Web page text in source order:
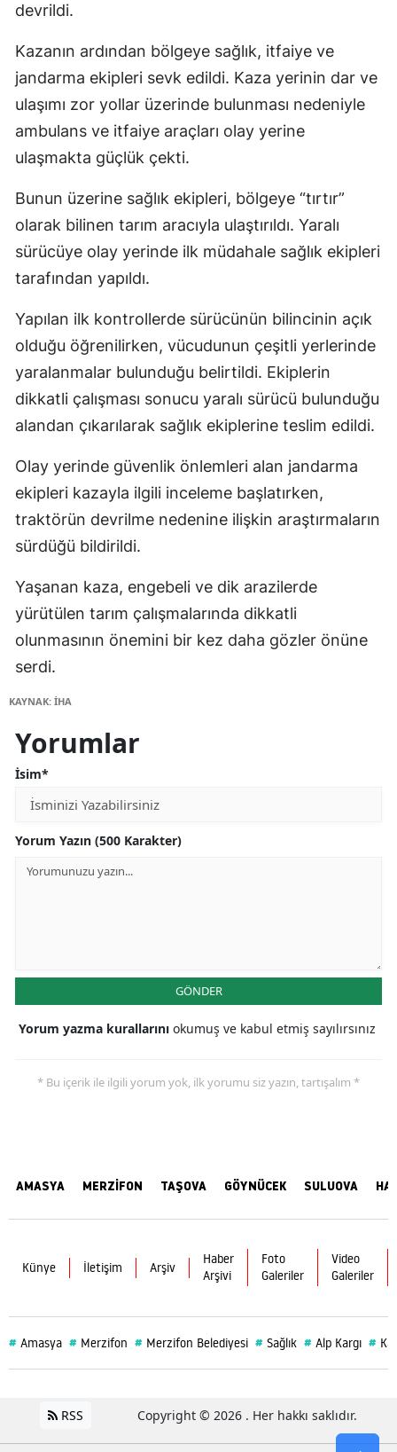
devrildi.
Kazanın ardından bölgeye sağlık, itfaiye ve
jandarma ekipleri sevk edildi. Kaza yerinin dar ve
ulaşımı zor yollar üzerinde bulunması nedeniyle
ambulans ve itfaiye araçları olay yerine
ulaşmakta güçlük çekti.
Bunun üzerine sağlık ekipleri, bölgeye “tırtır”
olarak bilinen tarım aracıyla ulaştırıldı. Yaralı
sürücüye olay yerinde ilk müdahale sağlık ekipleri
tarafından yapıldı.
Yapılan ilk kontrollerde sürücünün bilincinin açık
olduğu öğrenilirken, vücudunun çeşitli yerlerinde
yaralanmalar bulunduğu belirtildi. Ekiplerin
dikkatli çalışması sonucu yaralı sürücü bulunduğu
alandan çıkarılarak sağlık ekiplerine teslim edildi.
Olay yerinde güvenlik önlemleri alan jandarma
ekipleri kazayla ilgili inceleme başlatırken,
traktörün devrilme nedenine ilişkin araştırmaların
sürdüğü bildirildi.
Yaşanan kaza, engebeli ve dik arazilerde
yürütülen tarım çalışmalarında dikkatli
olunmasının önemini bir kez daha gözler önüne
serdi.
KAYNAK: İHA
Yorumlar
İsim*
Yorum Yazın (500 Karakter)
GÖNDER
Yorum yazma kurallarını okumuş ve kabul etmiş sayılırsınız
* Bu içerik ile ilgili yorum yok, ilk yorumu siz yazın, tartışalım *
AMASYA MERZİFON TAŞOVA GÖYNÜCEK SULUOVA
Künye İletişim Arşiv
Haber
Arşivi
Foto
Galeriler
Video
Galeriler
# Amasya # Merzifon # Merzifon Belediyesi # Sağlık # Alp Kargı #
RSS Copyright © 2026 . Her hakkı saklıdır.